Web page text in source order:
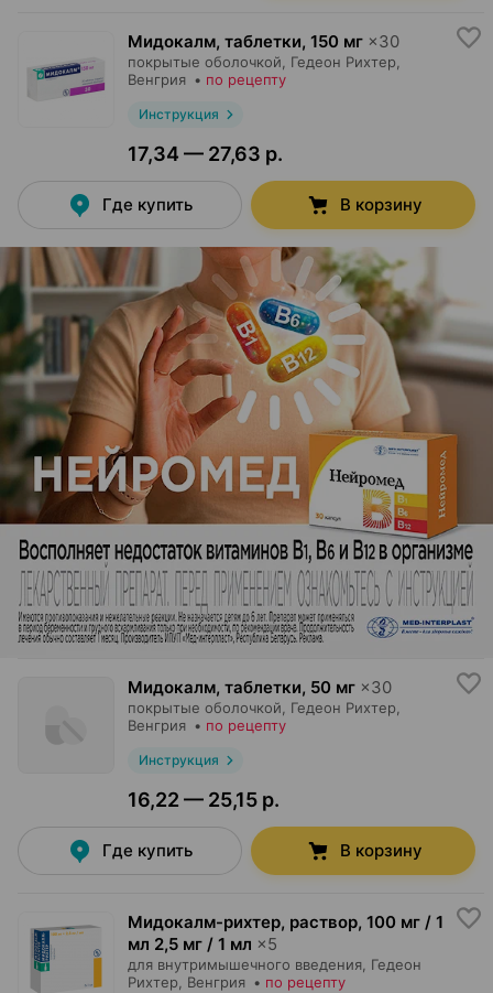
Мидокалм, таблетки, 150 мг ×30
покрытые оболочкой, Гедеон Рихтер
Венгрия • по рецепту
Инструкция
17,34 — 27,63 р.
Где купить В корзину
Мидокалм, таблетки, 50 мг ×30
покрытые оболочкой, Гедеон Рихтер,
Венгрия • по рецепту
Инструкция
16,22 — 25,15 р.
Где купить В корзину
Мидокалм-рихтер, раствор, 100 мг / 1
мл 2,5 мг / 1 мл ×5
для внутримышечного введения, Гедеон
Рихтер, Венгрия • по рецепту